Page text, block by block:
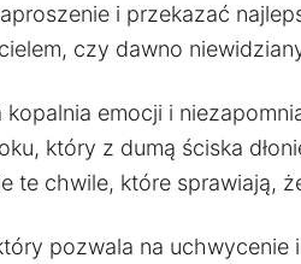
i przekazać
czy dawno
emocji i
oku, który z dumą ściska
te chwile, które
pozwala na